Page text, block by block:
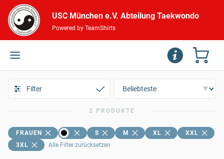
USC München e.V. Abteilung Taekwondo
Powered by TeamShirts
Filter
2 PRODUKTE
FRAUEN S M XL
XXL
3XL
Alle Filter zurücksetzen